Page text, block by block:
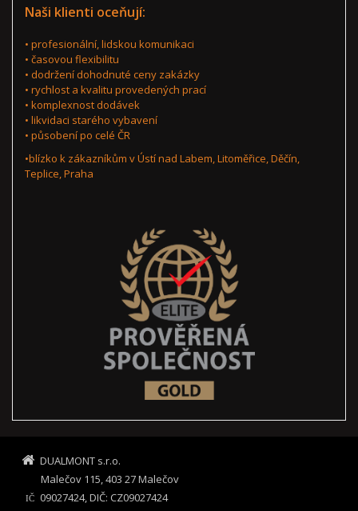
Naši klienti oceňují:
• profesionální, lidskou komunikaci
• časovou flexibilitu
• dodržení dohodnuté ceny zakázky
• rychlost a kvalitu provedených prací
• komplexnost dodávek
• likvidaci starého vybavení
• působení po celé ČR
•blízko k zákazníkům v Ústí nad Labem, Litoměřice, Děčín,
Teplice, Praha
DUALMONT s.r.o.
Malečov 115, 403 27 Malečov
IČ 09027424, DIČ: CZ09027424